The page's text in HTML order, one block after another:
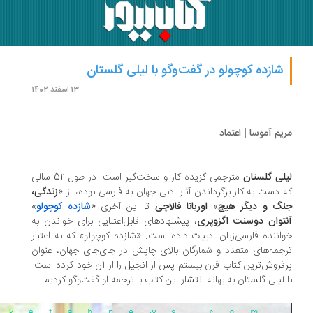
شازده کوچولو در گفت‌وگو با لیلی گلستان
آموسا | اعتماد
گلستان
مترجمی گزیده کار و سخت‌گیر است. در طول 52 سالی
دست به کار برگرداندن آثار ادبی جهان به فارسی بوده، از «زندگی،
و دیگر هیچ»اوریانا فالاچیتا این آخری «شازده کوچولو »
دوسنت اگزوپری، پیشنهادهای قابل‌اعتنایی برای خواندن به
فارسی‌زبان ادبیات داده است. «شازده کوچولو» که به اعتبار
متعدد و شمارگان بالای چاپش در جای‌جای جهان، عنوان
کتاب قرن بیستم پس از انجیل را از آن خود کرده است.
لیلی گلستان به بهانه انتشار این کتاب با ترجمه او گفت‌وگو کردیم: